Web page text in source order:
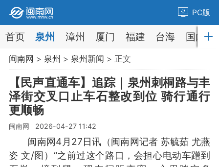
PC版
首页 泉州 漳州 厦门 福建 台海 国内
闽南网 > 泉州 > 泉州新闻 > 正文
【民声直通车】追踪｜泉州刺桐路与丰
泽街交叉口止车石整改到位 骑行通行
更顺畅
闽南网 2026-04-27 11:42
闽南网4月27日讯（闽南网记者 苏毓茹 尤燕
姿 文/图）“之前过这个路口，会担心电动车蹭到